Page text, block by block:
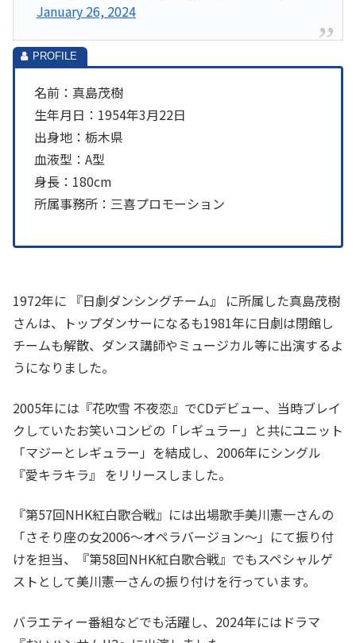
January 26, 2024
名前：真島茂樹
生年月日：1954年3月22日
出身地：栃木県
血液型：A型
身長：180cm
所属事務所：三喜プロモーション
1972年に 『日劇ダンシングチーム』 に所属した真島茂樹
さんは、トップダンサーになるも1981年に日劇は閉館し
チームも解散、ダンス講師やミュージカル等に出演するよ
うになりました。
2005年には『花吹雪 不夜恋』でCDデビュー、当時ブレイ
クしていたお笑いコンビの「レギュラー」と共にユニット
「マジーとレギュラー」を結成し、2006年にシングル
『愛キラキラ』 をリリースしました。
『第57回NHK紅白歌合戦』には出場歌手美川憲一さんの
「さそり座の女2006〜オペラバージョン〜」にて振り付
けを担当、『第58回NHK紅白歌合戦』でもスペシャルゲ
ストとして美川憲一さんの振り付けを行っています。
バラエティー番組などでも活躍し、2024年にはドラマ